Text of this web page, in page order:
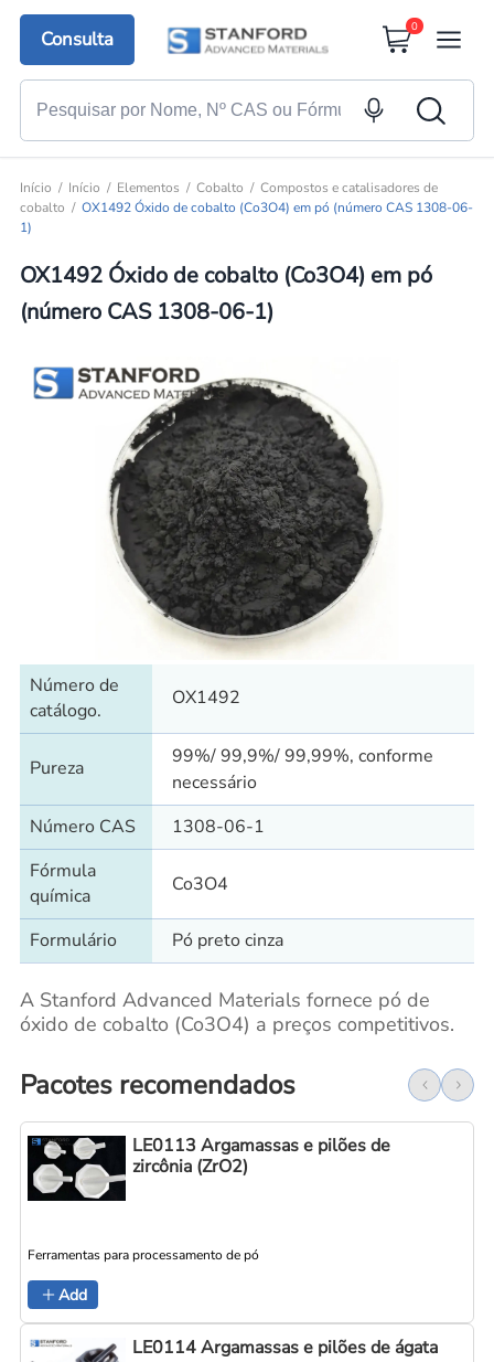
Consulta
0
Início Início Elementos Cobalto
Compostos e catalisadores de
cobalto
OX1492 Óxido de cobalto (Co3O4) em pó (número CAS 1308-06-
1)
OX1492 Óxido de cobalto (Co3O4) em pó
(número CAS 1308-06-1)
Número de
catálogo.
OX1492
Pureza
99%/ 99,9%/ 99,99%, conforme
necessário
Número CAS
1308-06-1
Fórmula
química
Co3O4
Formulário Pó preto cinza
A Stanford Advanced Materials fornece pó de
óxido de cobalto (Co3O4) a preços competitivos.
Pacotes recomendados
LE0113 Argamassas e pilões de
zircônia (ZrO2)
Ferramentas para processamento de pó
Add
LE0114 Argamassas e pilões de ágata